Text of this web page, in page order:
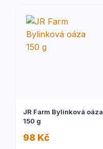
JR Farm Bylinková oáza
150 g
98 Kč